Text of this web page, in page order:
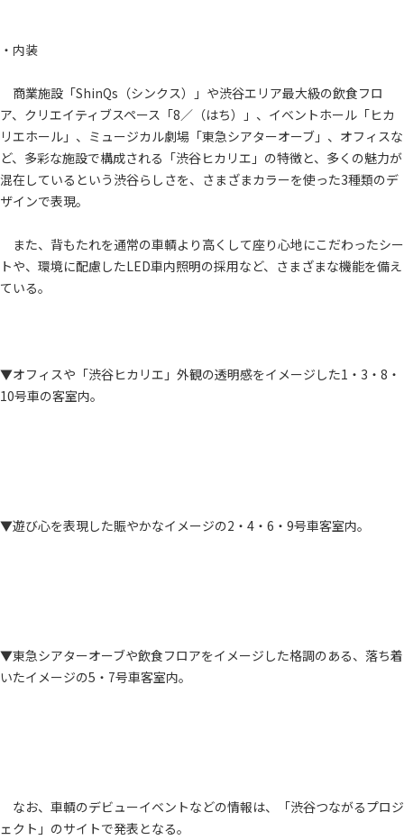
・内装
商業施設「ShinQs（シンクス）」や渋谷エリア最大級の飲食フロ
ア、クリエイティブスペース「8／（はち）」、イベントホール「ヒカ
リエホール」、ミュージカル劇場「東急シアターオーブ」、オフィスな
ど、多彩な施設で構成される「渋谷ヒカリエ」の特徴と、多くの魅力が
混在しているという渋谷らしさを、さまざまカラーを使った3種類のデ
ザインで表現。
また、背もたれを通常の車輌より高くして座り心地にこだわったシー
トや、環境に配慮したLED車内照明の採用など、さまざまな機能を備え
ている。
▼オフィスや「渋谷ヒカリエ」外観の透明感をイメージした1・3・8・
10号車の客室内。
▼遊び心を表現した賑やかなイメージの2・4・6・9号車客室内。
▼東急シアターオーブや飲食フロアをイメージした格調のある、落ち着
いたイメージの5・7号車客室内。
なお、車輌のデビューイベントなどの情報は、「渋谷つながるプロジ
ェクト」のサイトで発表となる。